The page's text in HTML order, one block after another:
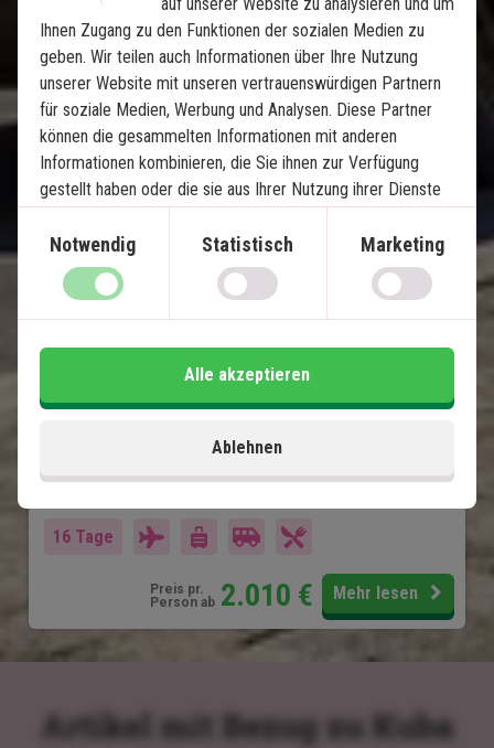
Das Beste von Kuba mit einem
Strandurlaub in Varadero
10 Nächte Rundreise in Kuba
4 Nächte in Varadero
Havanna, Viñales, Playa Larga, Cienfuegos
und Trinidad
Entspannender All-inclusive-Strandurlaub
Geführte Stadtrundfahrt durch Havanna und
Radfahren, Reiten oder Wandern in Viñales
Alle Transfers inklusive
16 Tage
Preis pr.
Person ab 2.010 € Mehr lesen
Artikel mit Bezug zu Kuba
Ihnen Zugang zu den Funktionen der sozialen Medien zu
geben. Wir teilen auch Informationen über Ihre Nutzung
unserer Website mit unseren vertrauenswürdigen Partnern
für soziale Medien, Werbung und Analysen. Diese Partner
können die gesammelten Informationen mit anderen
Informationen kombinieren, die Sie ihnen zur Verfügung
gestellt haben oder die sie aus Ihrer Nutzung ihrer Dienste
Notwendig Statistisch Marketing
Ablehnen
Alle akzeptieren